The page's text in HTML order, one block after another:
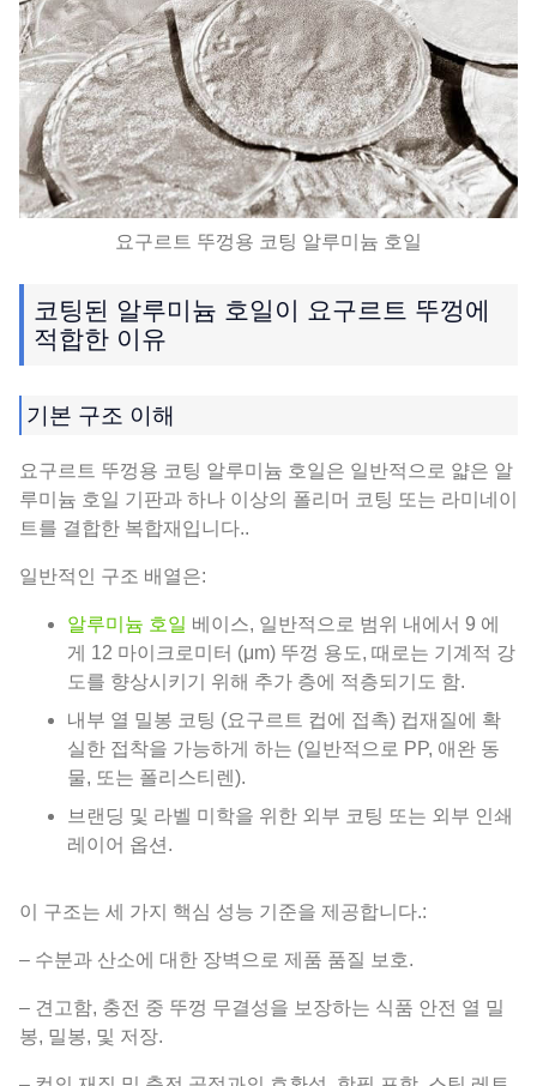
요구르트 뚜껑용 코팅 알루미늄 호일
코팅된 알루미늄 호일이 요구르트 뚜껑에
적합한 이유
기본 구조 이해
요구르트 뚜껑용 코팅 알루미늄 호일은 일반적으로 얇은 알
루미늄 호일 기판과 하나 이상의 폴리머 코팅 또는 라미네이
트를 결합한 복합재입니다..
일반적인 구조 배열은:
알루미늄 호일 베이스, 일반적으로 범위 내에서 9 에
게 12 마이크로미터 (μm) 뚜껑 용도, 때로는 기계적 강
도를 향상시키기 위해 추가 층에 적층되기도 함.
내부 열 밀봉 코팅 (요구르트 컵에 접촉) 컵재질에 확
실한 접착을 가능하게 하는 (일반적으로 PP, 애완 동
물, 또는 폴리스티렌).
브랜딩 및 라벨 미학을 위한 외부 코팅 또는 외부 인쇄
레이어 옵션.
이 구조는 세 가지 핵심 성능 기준을 제공합니다.:
– 수분과 산소에 대한 장벽으로 제품 품질 보호.
– 견고함, 충전 중 뚜껑 무결성을 보장하는 식품 안전 열 밀
봉, 밀봉, 및 저장.